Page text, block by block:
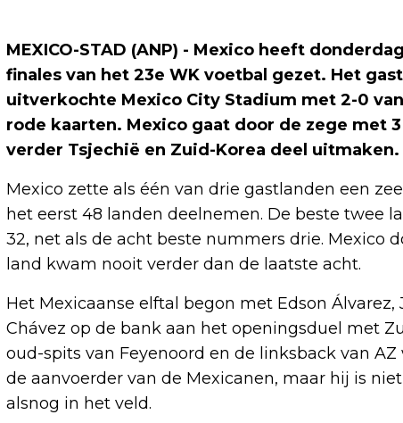
MEXICO-STAD (ANP) - Mexico heeft
finales van het 23e WK voetbal gezet. Het
uitverkochte Mexico City Stadium met 2-0
rode kaarten. Mexico gaat door de zege met
verder Tsjechië en Zuid-Korea deel uitmaken.
Mexico zette als één van drie gastlanden een
het eerst 48 landen deelnemen. De beste twee
32, net als de acht beste nummers drie. Mexico
land kwam nooit verder dan de laatste acht.
Het Mexicaanse elftal begon met Edson
Chávez op de bank aan het openingsduel met
oud-spits van Feyenoord en de linksback van
de aanvoerder van de Mexicanen, maar hij is
alsnog in het veld.